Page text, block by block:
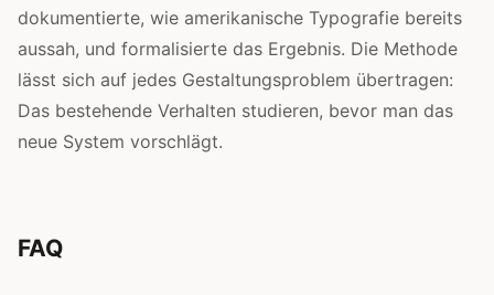
dokumentierte, wie amerikanische Typografie bereits
aussah, und formalisierte das Ergebnis. Die Methode
lässt sich auf jedes Gestaltungsproblem übertragen:
Das bestehende Verhalten studieren, bevor man das
neue System vorschlägt.
FAQ